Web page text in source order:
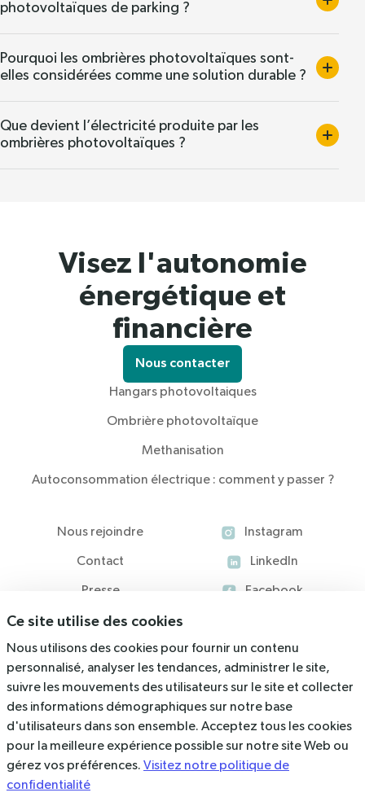
photovoltaïques de parking ?
Pourquoi les ombrières photovoltaïques sont-
elles considérées comme une solution durable ?
Que devient l’électricité produite par les
ombrières photovoltaïques ?
Visez l'autonomie
énergétique et
financière
Nous contacter
Hangars photovoltaiques
Ombrière photovoltaïque
Methanisation
Autoconsommation électrique : comment y passer ?
Nous rejoindre
Contact
Presse
Blog
Ressources
Instagram
LinkedIn
Facebook
536 Rue du Rajol, 34130 Mauguio
contact@arkolia.com
Mentions légales
Ce site utilise des cookies
Nous utilisons des cookies pour fournir un contenu
personnalisé, analyser les tendances, administrer le site,
suivre les mouvements des utilisateurs sur le site et collecter
des informations démographiques sur notre base
d'utilisateurs dans son ensemble. Acceptez tous les cookies
pour la meilleure expérience possible sur notre site Web ou
gérez vos préférences. Visitez notre politique de
confidentialité